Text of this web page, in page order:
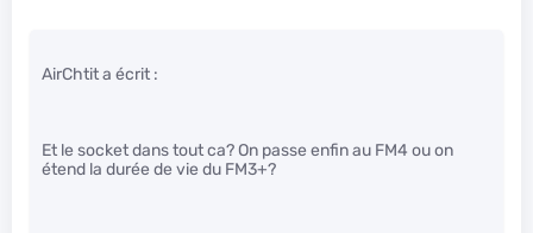
AirChtit a écrit :
Et le socket dans tout ca? On passe enfin au FM4 ou on
étend la durée de vie du FM3+?